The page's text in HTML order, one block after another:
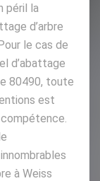
péril la
d’arbre
le cas de
d’abattage
80490, toute
est
à Weiss